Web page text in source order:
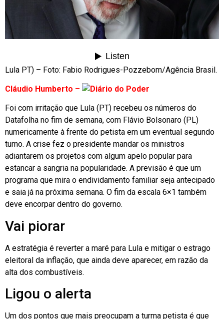
Lula PT) – Foto: Fabio Rodrigues-Pozzebom/Agência Brasil.
Cláudio Humberto –
Foi com irritação que Lula (PT) recebeu os números do
Datafolha no fim de semana, com Flávio Bolsonaro (PL)
numericamente à frente do petista em um eventual segundo
turno. A crise fez o presidente mandar os ministros
adiantarem os projetos com algum apelo popular para
estancar a sangria na popularidade. A previsão é que um
programa que mira o endividamento familiar seja antecipado
e saia já na próxima semana. O fim da escala 6×1 também
deve encorpar dentro do governo.
Vai piorar
A estratégia é reverter a maré para Lula e mitigar o estrago
eleitoral da inflação, que ainda deve aparecer, em razão da
alta dos combustíveis.
Ligou o alerta
Um dos pontos que mais preocupam a turma petista é que